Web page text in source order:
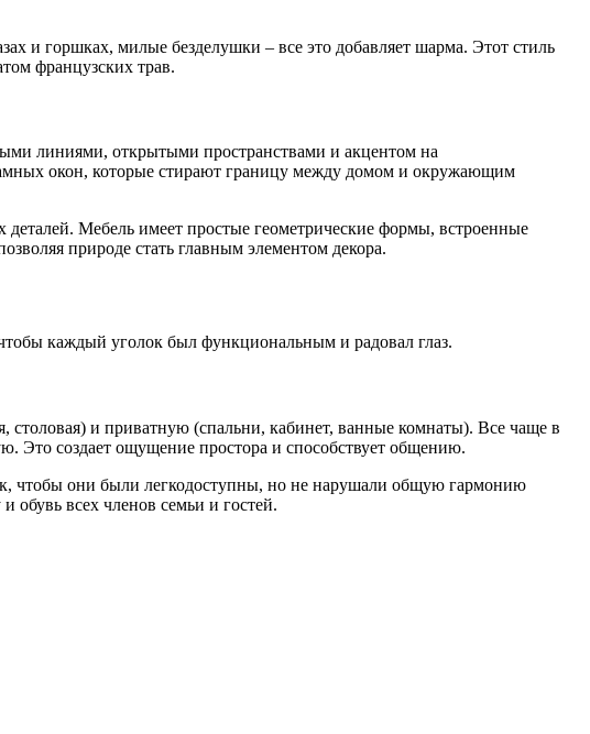
и горшках, милые безделушки – все это добавляет шарма. Этот стиль
французских трав.
линиями, открытыми пространствами и акцентом на
окон, которые стирают границу между домом и окружающим
Мебель имеет простые геометрические формы, встроенные
природе стать главным элементом декора.
каждый уголок был функциональным и радовал глаз.
столовая) и приватную (спальни, кабинет, ванные комнаты). Все чаще в
Это создает ощущение простора и способствует общению.
чтобы они были легкодоступны, но не нарушали общую гармонию
всех членов семьи и гостей.